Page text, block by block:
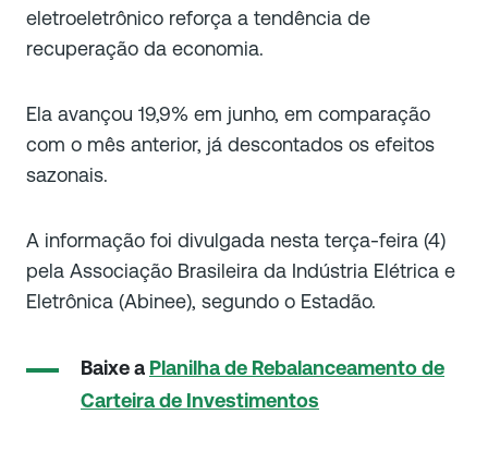
eletroeletrônico reforça a tendência de
recuperação da economia.
Ela avançou 19,9% em junho, em comparação
com o mês anterior, já descontados os efeitos
sazonais.
A informação foi divulgada nesta terça-feira (4)
pela Associação Brasileira da Indústria Elétrica e
Eletrônica (Abinee), segundo o Estadão.
Baixe a Planilha de Rebalanceamento de
Carteira de Investimentos